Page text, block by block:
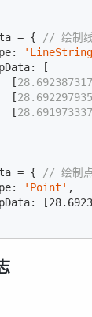
= {
// 绘制
[
[
[
[
= {
// 绘制
'Point' ,
[